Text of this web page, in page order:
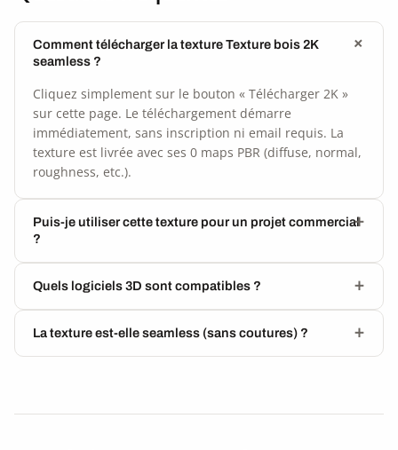
Comment télécharger la texture Texture bois 2K
seamless ?
Cliquez simplement sur le bouton « Télécharger 2K »
sur cette page. Le téléchargement démarre
immédiatement, sans inscription ni email requis. La
texture est livrée avec ses 0 maps PBR (diffuse, normal,
roughness, etc.).
Puis-je utiliser cette texture pour un projet commercial
?
Quels logiciels 3D sont compatibles ?
La texture est-elle seamless (sans coutures) ?